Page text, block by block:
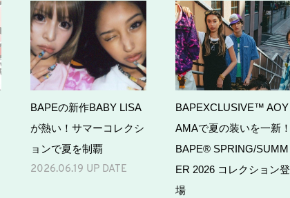
BAPEの新作BABY LISA
が熱い！サマーコレクシ
ョンで夏を制覇
2026.06.19 UP DATE
BAPEXCLUSIVE™ AOY
AMAで夏の装いを一新！
BAPE® SPRING/SUMM
ER 2026 コレクション登
場